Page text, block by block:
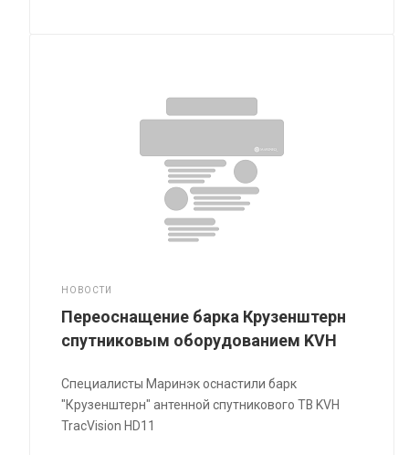
НОВОСТИ
Переоснащение барка Крузенштерн
спутниковым оборудованием KVH
Специалисты Маринэк оснастили барк
"Крузенштерн" антенной спутникового ТВ KVH
TracVision HD11